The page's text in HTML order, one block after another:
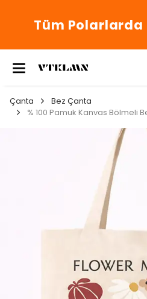
Tüm Polarlarda
Çanta
Bez Çanta
% 100 Pamuk Kanvas Bölmeli